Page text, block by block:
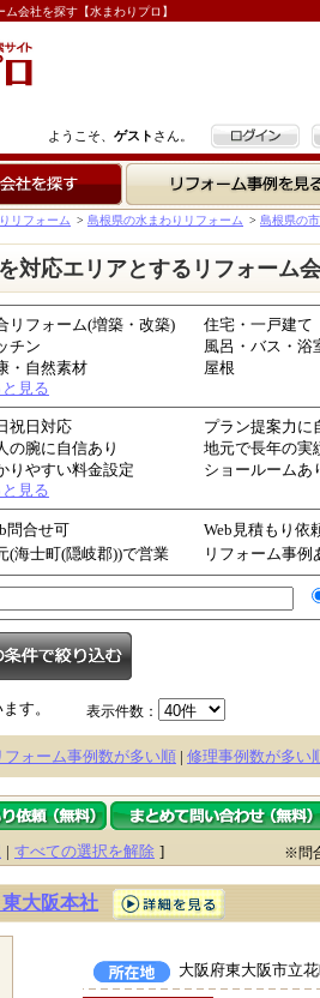
会社を探す【水まわりプロ】
ようこそ、 ゲスト さん。 ログイン
リフォーム事例を見る
リフォーム > 島根県の水まわりリフォーム > 島根県の
対応エリアとするリフォーム
リフォーム(増築・改築)
住宅・一戸建て
チン
風呂・バス・浴
・自然素材
屋根
見る
祝日対応
プラン提案力に
の腕に自信あり
地元で長年の実
りやすい料金設定
ショールームあ
見る
問合せ可
Web見積もり依
(海士町(隠岐郡))で営業
リフォーム事例
す。 表示件数：
フォーム事例数が多い順 | 修理事例数が多い
| すべての選択を解除 ] ※問
大阪本社
大阪府東大阪市立